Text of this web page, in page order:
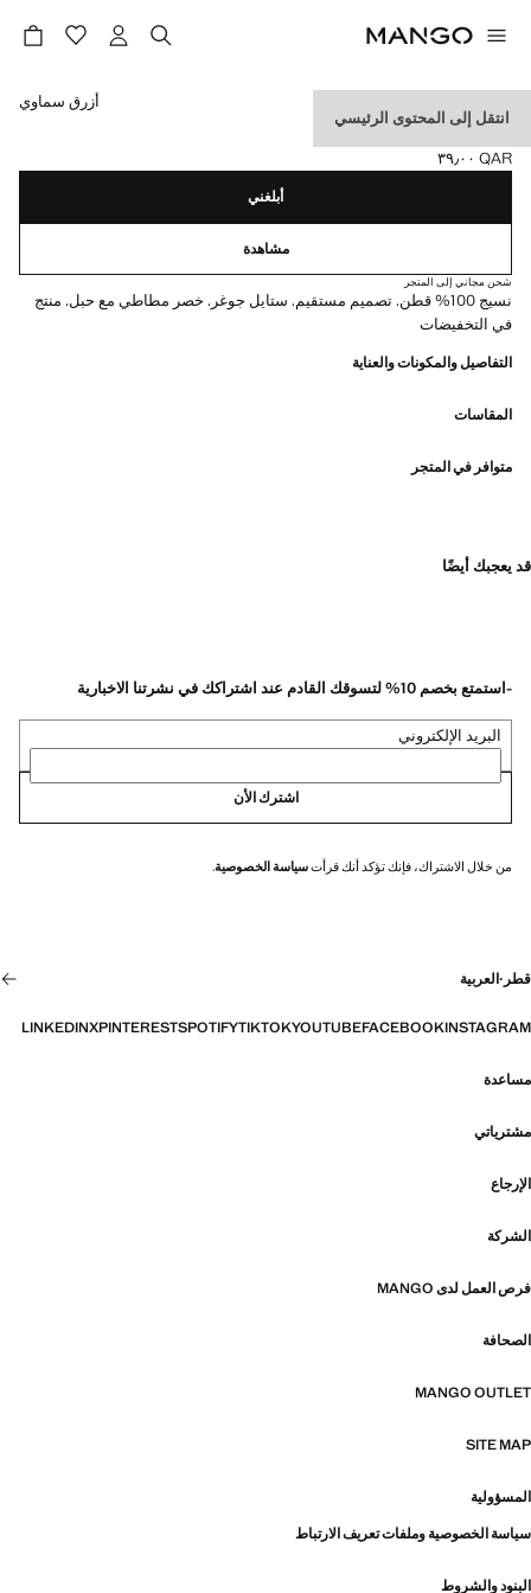
انتقل إلى المحتوى الرئيسي
بنطال جوجر قطني بحبل
السعر الحالي [QAR ٣٩٫٠٠ ]
QAR ٣٩٫٠٠
حدد اللون
أزرق سماوي
أبلغني
مشاهدة
شحن مجاني إلى المتجر
نسيج 100% قطن. تصميم مستقيم. ستايل جوغر. خصر مطاطي مع حبل. منتج
في التخفيضات
التفاصيل والمكونات والعناية
المقاسات
متوافر في المتجر
قد يعجبك أيضًا
-استمتع بخصم 10% لتسوقك القادم عند اشتراكك في نشرتنا الاخبارية
البريد الإلكتروني
اشترك الأن
من خلال الاشتراك، فإنك تؤكد أنك قرأتسياسة الخصوصية.
قطر ·العربية
INSTAGRAM
FACEBOOK
YOUTUBE
TIKTOK
SPOTIFY
PINTEREST
X
LINKEDIN
مساعدة
مشترياتي
الإرجاع
الشركة
فرص العمل لدى MANGO
الصحافة
MANGO OUTLET
SITE MAP
المسؤولية
سياسة الخصوصية وملفات تعريف الارتباط
البنود والشروط